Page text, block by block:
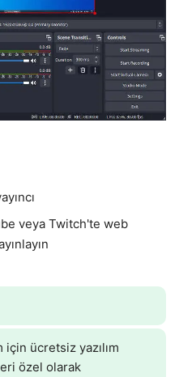
veya Twitch'te web
ücretsiz yazılım
özel olarak